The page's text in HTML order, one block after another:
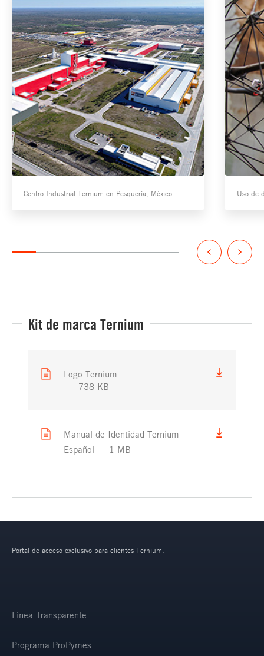
Centro Industrial Ternium en Pesquería, México. Uso de
Kit de marca Ternium
Logo Ternium
738 KB
Manual de Identidad Ternium
Español
1 MB
Portal de acceso exclusivo para clientes Ternium.
Línea Transparente
Programa ProPymes